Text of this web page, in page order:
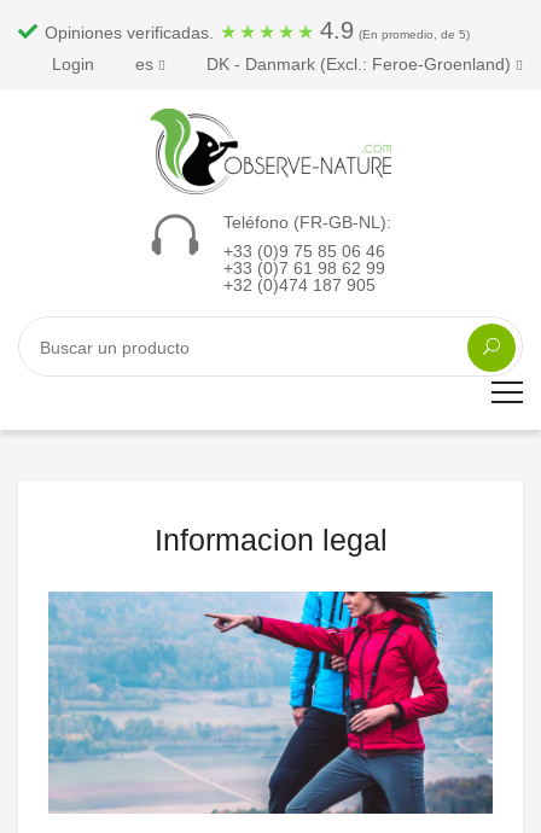
Opiniones verificadas. ★ ★ ★ ★ ★ 4.9 (En promedio, de 5)
Login es DK - Danmark (Excl.: Feroe-Groenland)
Teléfono (FR-GB-NL):
+33 (0)9 75 85 06 46
+33 (0)7 61 98 62 99
+32 (0)474 187 905
Informacion legal